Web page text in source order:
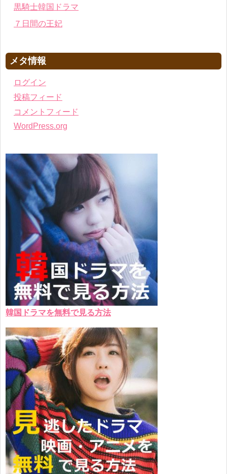
黒騎士韓国ドラマ
７日間の王妃
メタ情報
ログイン
投稿フィード
コメントフィード
WordPress.org
韓国ドラマを無料で見る方法